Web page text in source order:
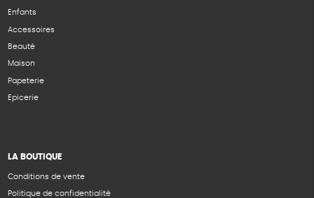
Enfants
Accessoires
Beauté
Maison
Papeterie
Epicerie
LA BOUTIQUE
Conditions de vente
Politique de confidentialité